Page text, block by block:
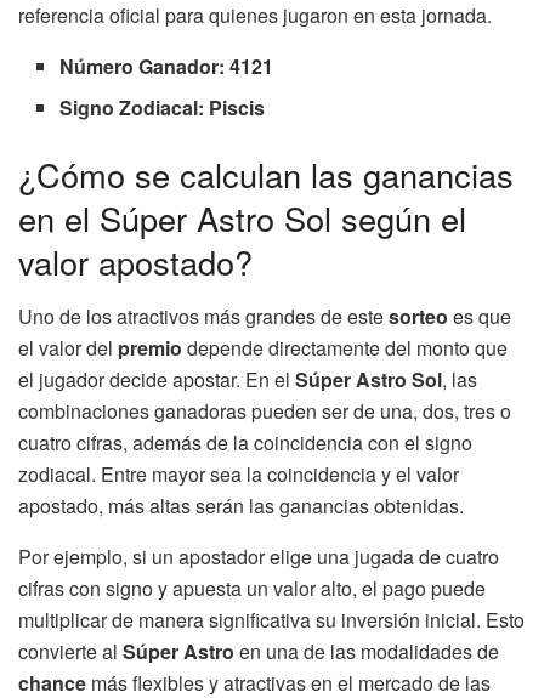
referencia oficial para quienes jugaron en esta jornada.
Número Ganador: 4121
Signo Zodiacal: Piscis
¿Cómo se calculan las ganancias
en el Súper Astro Sol según el
valor apostado?
Uno de los atractivos más grandes de estesorteo es que
el valor del premio depende directamente del monto que
el jugador decide apostar. En el Súper Astro Sol, las
combinaciones ganadoras pueden ser de una, dos, tres o
cuatro cifras, además de la coincidencia con el signo
zodiacal. Entre mayor sea la coincidencia y el valor
apostado, más altas serán las ganancias obtenidas.
Por ejemplo, si un apostador elige una jugada de cuatro
cifras con signo y apuesta un valor alto, el pago puede
multiplicar de manera significativa su inversión inicial. Esto
convierte al Súper Astro en una de las modalidades de
chance más flexibles y atractivas en el mercado de las